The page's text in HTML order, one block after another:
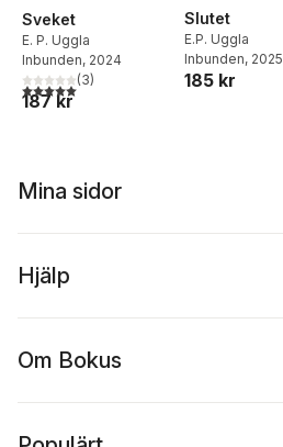
Sveket
E. P. Uggla
Inbunden, 2024
5,0utav 5 stjärnor. Totalt antal röster:
(3)
187 kr
Slutet
E.P. Uggla
Inbunden, 2025
185 kr
Mina sidor
Hjälp
Om Bokus